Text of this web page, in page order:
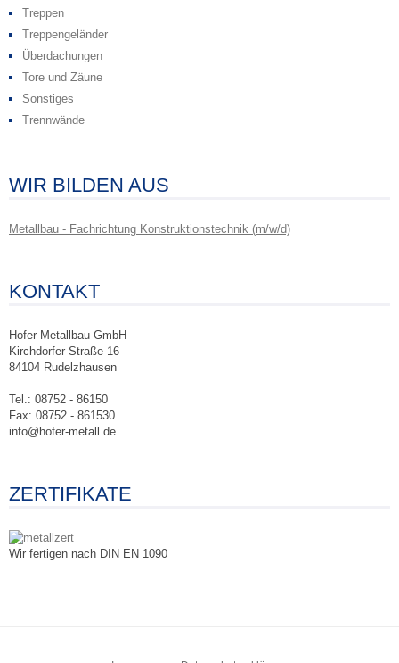
Treppen
Treppengeländer
Überdachungen
Tore und Zäune
Sonstiges
Trennwände
WIR BILDEN AUS
Metallbau - Fachrichtung Konstruktionstechnik (m/w/d)
KONTAKT
Hofer Metallbau GmbH
Kirchdorfer Straße 16
84104 Rudelzhausen
Tel.: 08752 - 86150
Fax: 08752 - 861530
info@hofer-metall.de
ZERTIFIKATE
Wir fertigen nach DIN EN 1090